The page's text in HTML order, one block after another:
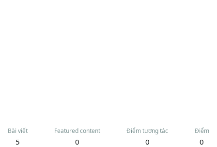
Bài viết
5
Featured content
0
Điểm tương tác
0
Điểm
0